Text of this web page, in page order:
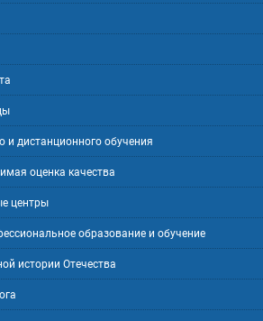
и дистанционного обучения
оценка качества
центры
образование и обучение
истории Отечества